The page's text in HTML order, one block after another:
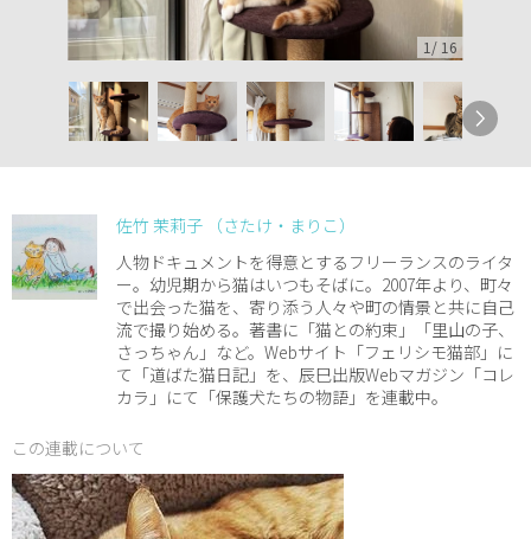
1 / 16
佐竹 茉莉子 （さたけ・まりこ）
人物ドキュメントを得意とするフリーランスのライタ
ー。幼児期から猫はいつもそばに。2007年より、町々
で出会った猫を、寄り添う人々や町の情景と共に自己
流で撮り始める。著書に「猫との約束」「里山の子、
さっちゃん」など。Webサイト「フェリシモ猫部」に
て「道ばた猫日記」を、辰巳出版Webマガジン「コレ
カラ」にて「保護犬たちの物語」を連載中。
この連載について